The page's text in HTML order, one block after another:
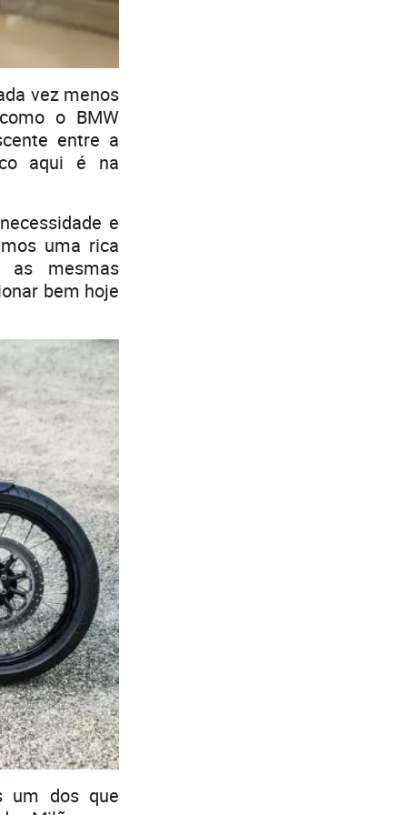
vez menos
o BMW
entre a
aqui é na
e
uma rica
as mesmas
bem hoje
um dos que